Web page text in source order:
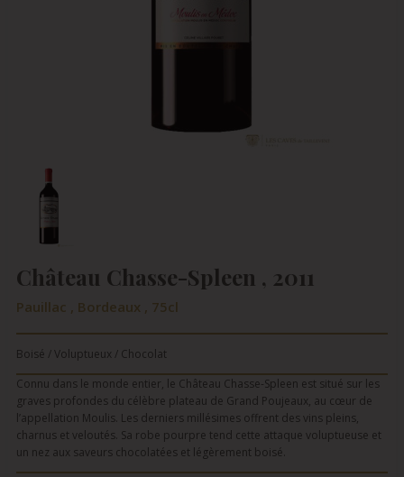
Château Chasse-Spleen , 2011
Pauillac , Bordeaux , 75cl
Boisé / Voluptueux / Chocolat
Connu dans le monde entier, le Château Chasse-Spleen est situé sur les
graves profondes du célèbre plateau de Grand Poujeaux, au cœur de
l’appellation Moulis. Les derniers millésimes offrent des vins pleins,
charnus et veloutés. Sa robe pourpre tend cette attaque voluptueuse et
un nez aux saveurs chocolatées et légèrement boisé.